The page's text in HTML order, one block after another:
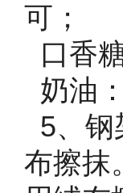
可；
口香
奶油
5、钢
布擦抹